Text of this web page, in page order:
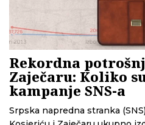
Rekordna
Zaječaru: Koliko
kampanje SNS-a
Srpska napredna stranka